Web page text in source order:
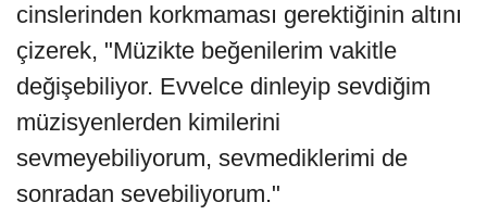
cinslerinden korkmaması gerektiğinin altını
çizerek, "Müzikte beğenilerim vakitle
değişebiliyor. Evvelce dinleyip sevdiğim
müzisyenlerden kimilerini
sevmeyebiliyorum, sevmediklerimi de
sonradan sevebiliyorum."